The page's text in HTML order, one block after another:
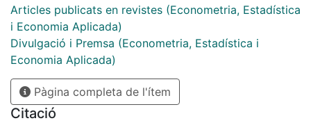
Articles publicats en revistes (Econometria, Estadística
i Economia Aplicada)
Divulgació i Premsa (Econometria, Estadística i
Economia Aplicada)
Pàgina completa de l'ítem
Citació